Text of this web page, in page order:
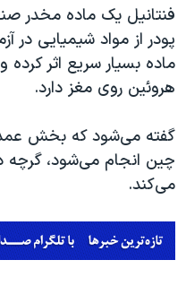
سفر پرزیدنت ترامپ به چین
فنتانیل یک ماده مخدر
پودر از مواد شیمیایی در
ماده بسیار سریع اثر کرده
هروئین روی مغز دارد.
گفته می‌شود که بخش
چین انجام می‌شود، گرچه
می‌کند.